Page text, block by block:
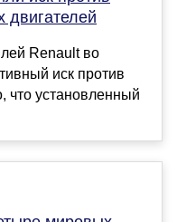
двигателей
Renault во
иск против
что установленный